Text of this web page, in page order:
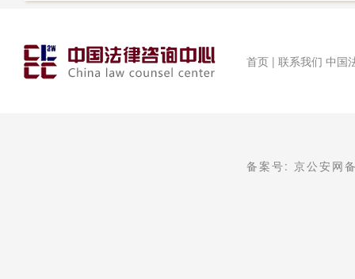
首页 | 联系我们 中国
备案号: 京公安网